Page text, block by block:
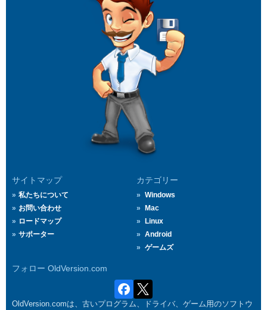
サイトマップ
私たちについて
お問い合わせ
ロードマップ
サポーター
カテゴリー
Windows
Mac
Linux
Android
ゲームズ
フォロー OldVersion.com
OldVersion.comは、古いプログラム、ドライバ、ゲーム用のソフトウ